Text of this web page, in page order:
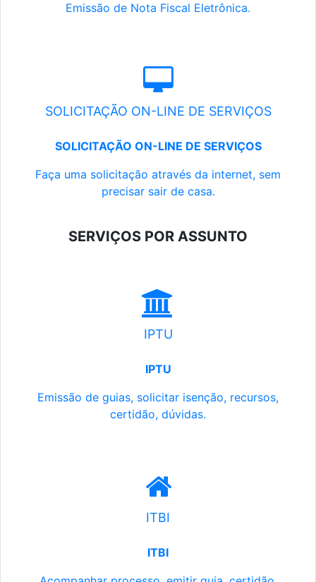
Emissão de Nota Fiscal Eletrônica.
SOLICITAÇÃO ON-LINE DE SERVIÇOS
SOLICITAÇÃO ON-LINE DE SERVIÇOS
Faça uma solicitação através da internet, sem
precisar sair de casa.
SERVIÇOS POR ASSUNTO
IPTU
IPTU
Emissão de guias, solicitar isenção, recursos,
certidão, dúvidas.
ITBI
ITBI